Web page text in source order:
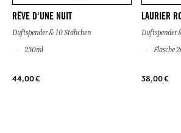
RÊVE D'UNE NUIT
Duftspender & 10 Stäbchen
250ml
44,00 €
LAURIER
Duftspender
Flasche
38,00 €